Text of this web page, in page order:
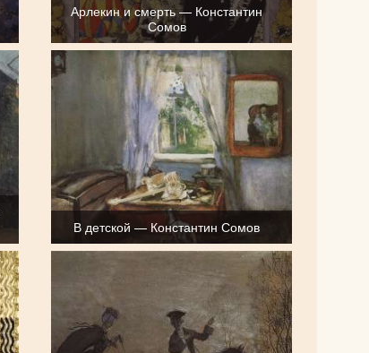
Арлекин и смерть — Константин
Сомов
В детской — Константин Сомов